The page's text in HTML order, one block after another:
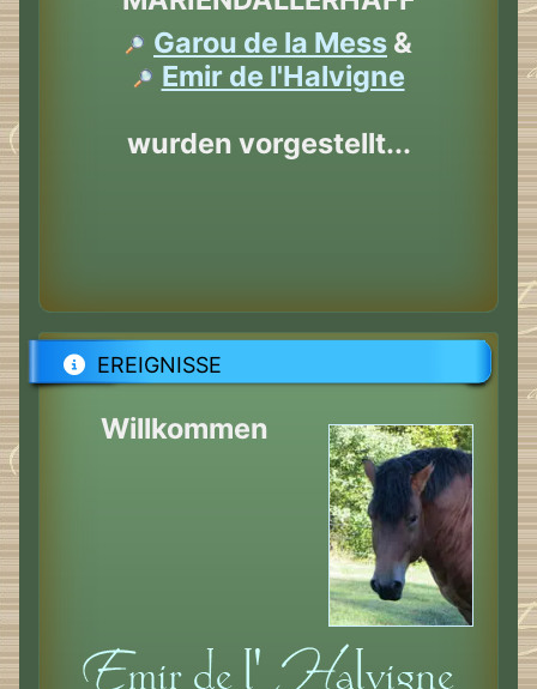
Garou de la Mess &
Emir de l'Halvigne
wurden vorgestellt...
EREIGNISSE
Willkommen